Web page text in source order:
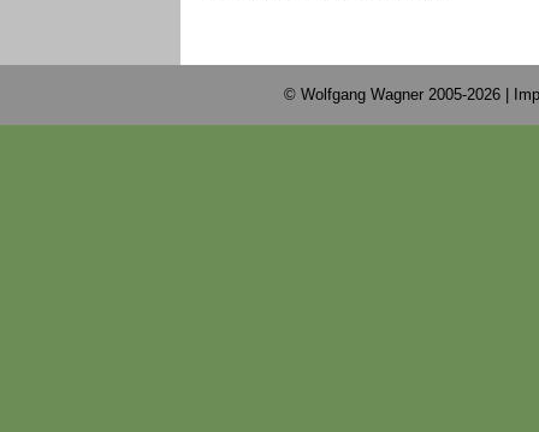
© Wolfgang Wagner 2005-2026 |